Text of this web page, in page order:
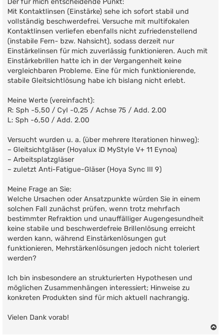
Der für mich entscheidende Punkt:
Mit Kontaktlinsen (Einstärke) sehe ich sofort stabil und
vollständig beschwerdefrei. Versuche mit multifokalen
Kontaktlinsen verliefen ebenfalls nicht zufriedenstellend
(instabile Fern- bzw. Nahsicht), sodass derzeit nur
Einstärkelinsen für mich zuverlässig funktionieren. Auch mit
Einstärkebrillen hatte ich in der Vergangenheit keine
vergleichbaren Probleme. Eine für mich funktionierende,
stabile Gleitsichtlösung habe ich bislang nicht erlebt.
Meine Werte (vereinfacht):
R: Sph -5,50 / Cyl -0,25 / Achse 75 / Add. 2.00
L: Sph -6,50 / Add. 2.00
Versucht wurden u. a. (über mehrere Iterationen hinweg):
– Gleitsichtgläser (Hoyalux iD MyStyle V+ 11 Eynoa)
– Arbeitsplatzgläser
– zuletzt Anti-Fatigue-Gläser (Hoya Sync III 9)
Meine Frage an Sie:
Welche Ursachen oder Ansatzpunkte würden Sie in einem
solchen Fall zunächst prüfen, wenn trotz mehrfach
bestimmter Refraktion und unauffälliger Augengesundheit
keine stabile und beschwerdefreie Brillenlösung erreicht
werden kann, während Einstärkenlösungen gut
funktionieren, Mehrstärkenlösungen jedoch nicht toleriert
werden?
Ich bin insbesondere an strukturierten Hypothesen und
möglichen Zusammenhängen interessiert; Hinweise zu
konkreten Produkten sind für mich aktuell nachrangig.
Vielen Dank vorab!